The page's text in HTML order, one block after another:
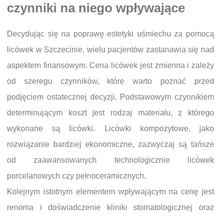
czynniki na niego wpływające
Decydując się na poprawę estetyki uśmiechu za pomocą
licówek w Szczecinie, wielu pacjentów zastanawia się nad
aspektem finansowym. Cena licówek jest zmienna i zależy
od szeregu czynników, które warto poznać przed
podjęciem ostatecznej decyzji. Podstawowym czynnikiem
determinującym koszt jest rodzaj materiału, z którego
wykonane są licówki. Licówki kompozytowe, jako
rozwiązanie bardziej ekonomiczne, zazwyczaj są tańsze
od zaawansowanych technologicznie licówek
porcelanowych czy pełnoceramicznych.
Kolejnym istotnym elementem wpływającym na cenę jest
renoma i doświadczenie kliniki stomatologicznej oraz